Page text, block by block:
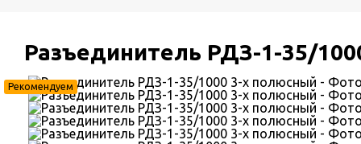
Разъединитель РДЗ-1-35/
Рекомендуем